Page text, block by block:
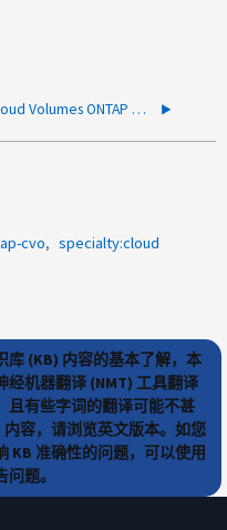
Cloud Volumes ONTAP 故障转移后 CIFS 共享不可用
cvo
specialty:cloud
库 (KB) 内容的基本了解，本
经机器翻译 (NMT) 工具翻译
且有些字词的翻译可能不甚
容，请浏览英文版本。如您
KB 准确性的问题，可以使用
题。